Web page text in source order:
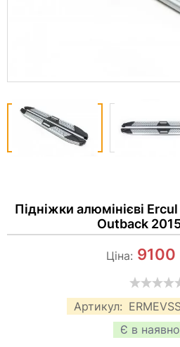
Підніжки алюмінієві
Outback
Артикул:
Є в
Ціна: 9100